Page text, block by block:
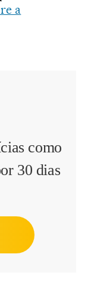
a
como
30 dias